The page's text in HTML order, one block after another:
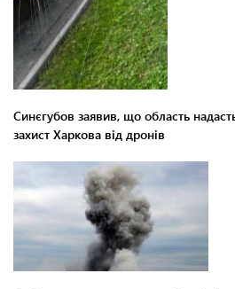
Синєгубов заявив, що область
захист Харкова від дронів